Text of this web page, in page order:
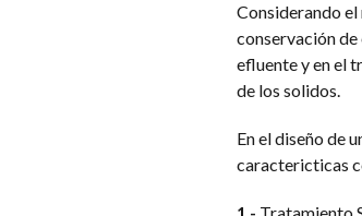
Considerando
conservación de
efluente y en el
de los solidos.
En el diseño de
caractericticas